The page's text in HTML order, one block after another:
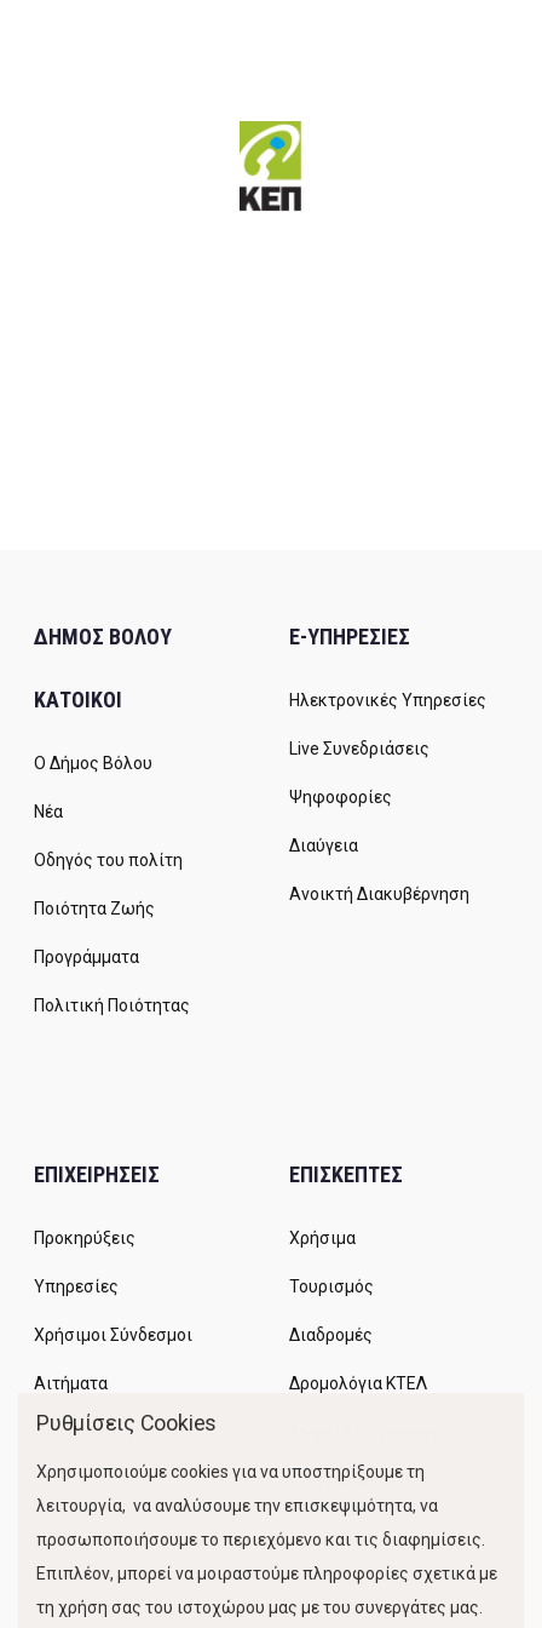
ΔΗΜΟΣ ΒΟΛΟΥ
ΚΑΤΟΙΚΟΙ
Ο Δήμος Βόλου
Νέα
Οδηγός του πολίτη
Ποιότητα Ζωής
Προγράμματα
Πολιτική Ποιότητας
E-ΥΠΗΡΕΣΙΕΣ
Ηλεκτρονικές Υπηρεσίες
Live Συνεδριάσεις
Ψηφοφορίες
Διαύγεια
Ανοικτή Διακυβέρνηση
ΕΠΙΧΕΙΡΗΣΕΙΣ
Προκηρύξεις
Υπηρεσίες
Χρήσιμοι Σύνδεσμοι
Αιτήματα
ΕΠΙΣΚΕΠΤΕΣ
Χρήσιμα
Τουρισμός
Διαδρομές
Δρομολόγια ΚΤΕΛ
Κίνηση Λιμένος
Ρυθμίσεις Cookies
Χρησιμοποιούμε cookies για να υποστηρίξουμε τη
λειτουργία, να αναλύσουμε την επισκεψιμότητα, να
προσωποποιήσουμε το περιεχόμενο και τις διαφημίσεις.
Επιπλέον, μπορεί να μοιραστούμε πληροφορίες σχετικά με
τη χρήση σας του ιστοχώρου μας με του συνεργάτες μας.